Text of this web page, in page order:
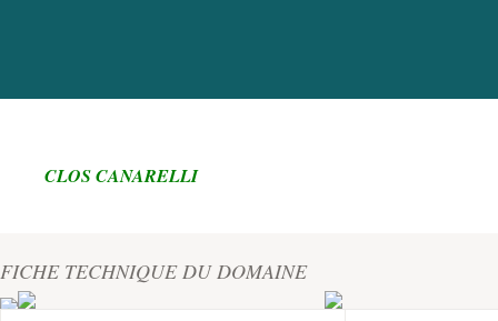
CLOS CANARELLI
FICHE TECHNIQUE DU DOMAINE